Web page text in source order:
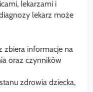
lekarzami i
lekarz może
zbiera informacje na
oraz czynników
zdrowia dziecka,